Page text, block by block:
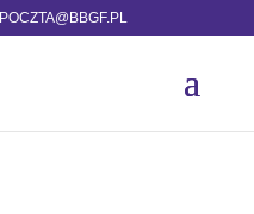
POCZTA@BBGF.PL